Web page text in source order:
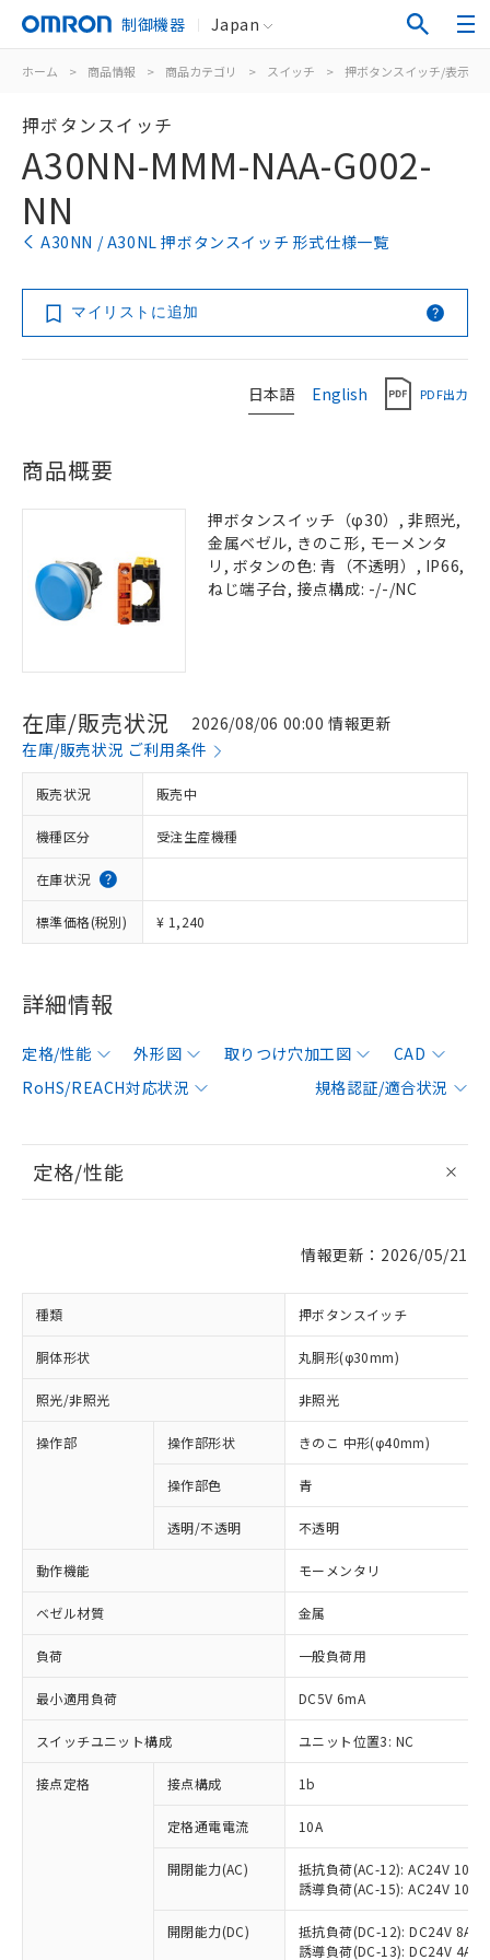
制御機器 Japan
ホーム > 商品情報 > 商品カテゴリ > スイッチ > 押ボタンスイッチ/表示灯
押ボタンスイッチ
A30NN-MMM-NAA-G002-
NN
A30NN / A30NL 押ボタンスイッチ 形式仕様一覧
マイリストに追加
日本語 English PDF出力
商品概要
押ボタンスイッチ（φ30）, 非照光,
金属ベゼル, きのこ形, モーメンタ
リ, ボタンの色: 青（不透明）, IP66,
ねじ端子台, 接点構成: -/-/NC
在庫/販売状況
2026/08/06 00:00 情報更新
在庫/販売状況 ご利用条件
販売状況 販売中
機種区分 受注生産機種
在庫状況
標準価格(税別) ¥ 1,240
詳細情報
定格/性能 外形図 取りつけ穴加工図
CAD
RoHS/REACH対応状況
規格認証/適合状況
定格/性能
情報更新：2026/05/21
種類 押ボタンスイッチ
胴体形状 丸胴形(φ30mm)
照光/非照光 非照光
操作部 操作部形状 きのこ 中形(φ40mm)
操作部色 青
透明/不透明 不透明
動作機能 モーメンタリ
ベゼル材質 金属
負荷 一般負荷用
最小適用負荷 DC5V 6mA
スイッチユニット構成 ユニット位置3: NC
接点定格 接点構成 1b
定格通電電流 10A
開閉能力(AC)
抵抗負荷(AC-12): AC24V 10A/
誘導負荷(AC-15): AC24V
開閉能力(DC)
抵抗負荷(DC-12): DC24V 8A/
誘導負荷(DC-13): DC24V 4A/
ご利用条件
対応済み：EU RoHS指令（10物質）の
非含有に対応した製品が提供可能な商品で
対応予定：EU RoHS指令（10物質）の非含
有に対応した製品に切り替える予定のある